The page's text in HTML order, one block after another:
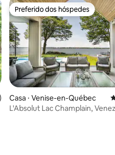
avaliação média de 5, 140
Preferido dos hóspedes
Preferido dos hóspedes
Casa ⋅ Venise-en-Québec
L'Absolut Lac Champlain,